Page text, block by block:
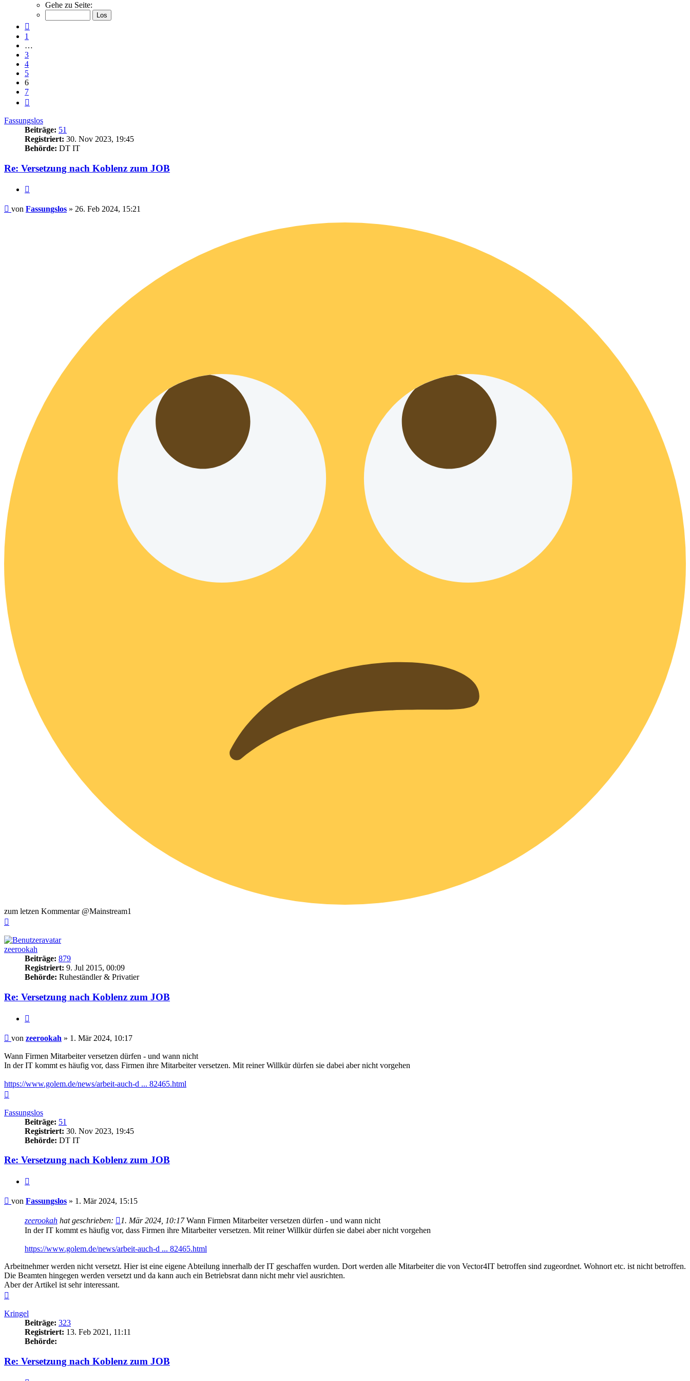
von
Gehe zu Seite:
1
…
3
4
5
6
7
Fassungslos
Beiträge: 51
Registriert: 30. Nov 2023, 19:45
Behörde: DT IT
Re: Versetzung nach Koblenz zum JOB
Beitrag
von Fassungslos » 26. Feb 2024, 15:21
zum letzen Kommentar @Mainstream1
zeerookah
Beiträge: 879
Registriert: 9. Jul 2015, 00:09
Behörde: Ruheständler & Privatier
Re: Versetzung nach Koblenz zum JOB
Beitrag
von zeerookah » 1. Mär 2024, 10:17
Wann Firmen Mitarbeiter versetzen dürfen - und wann nicht
In der IT kommt es häufig vor, dass Firmen ihre Mitarbeiter versetzen. Mit reiner Willkür dürfen sie dabei aber nicht vorgehen
https://www.golem.de/news/arbeit-auch-d ... 82465.html
Fassungslos
Beiträge: 51
Registriert: 30. Nov 2023, 19:45
Behörde: DT IT
Re: Versetzung nach Koblenz zum JOB
Beitrag
von Fassungslos » 1. Mär 2024, 15:15
zeerookah hat geschrieben: 1. Mär 2024, 10:17Wann Firmen Mitarbeiter versetzen dürfen - und wann nicht
In der IT kommt es häufig vor, dass Firmen ihre Mitarbeiter versetzen. Mit reiner Willkür dürfen sie dabei aber nicht vorgehen
https://www.golem.de/news/arbeit-auch-d ... 82465.html
Arbeitnehmer werden nicht versetzt. Hier ist eine eigene Abteilung innerhalb der IT geschaffen wurden. Dort werden alle Mitarbeiter die von Vector4IT betroffen sind zugeordnet. Wohnort etc. ist nicht betroffen.
Die Beamten hingegen werden versetzt und da kann auch ein Betriebsrat dann nicht mehr viel ausrichten.
Aber der Artikel ist sehr interessant.
Kringel
Beiträge: 323
Registriert: 13. Feb 2021, 11:11
Behörde:
Re: Versetzung nach Koblenz zum JOB